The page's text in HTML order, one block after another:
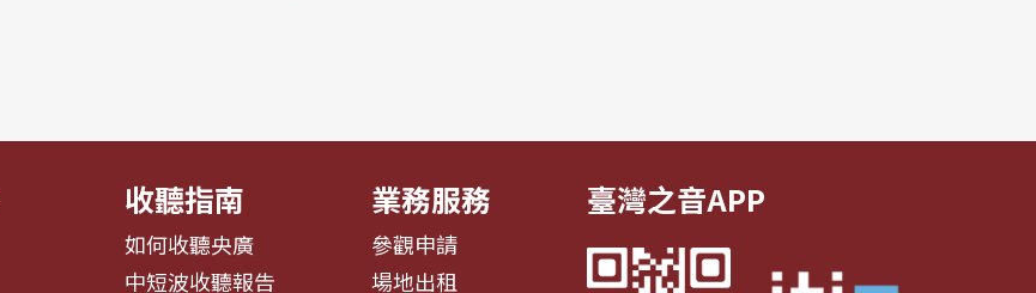
收聽指南
如何收聽央廣
中短波收聽報告
業務服務
參觀申請
場地出租
臺灣之音APP